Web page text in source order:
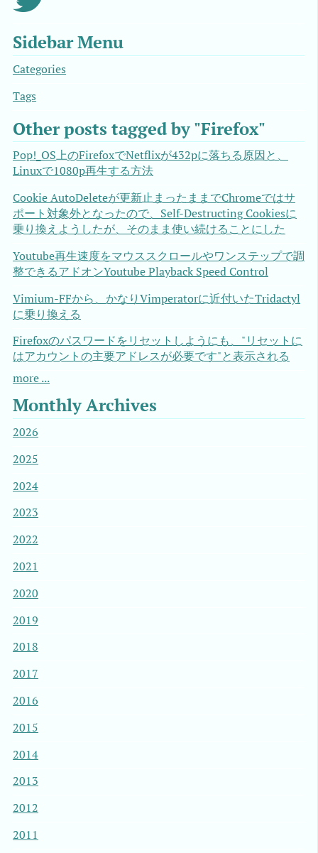
Sidebar Menu
Categories
Tags
Other posts tagged by "Firefox"
Pop!_OS上のFirefoxでNetflixが432pに落ちる原因と、
Linuxで1080p再生する方法
Cookie AutoDeleteが更新止まったままでChromeではサ
ポート対象外となったので、Self-Destructing Cookiesに
乗り換えようしたが、そのまま使い続けることにした
Youtube再生速度をマウススクロールやワンステップで調
整できるアドオンYoutube Playback Speed Control
Vimium-FFから、かなりVimperatorに近付いたTridactyl
に乗り換える
Firefoxのパスワードをリセットしようにも、"リセットに
はアカウントの主要アドレスが必要です"と表示される
more ...
Monthly Archives
2026
2025
2024
2023
2022
2021
2020
2019
2018
2017
2016
2015
2014
2013
2012
2011